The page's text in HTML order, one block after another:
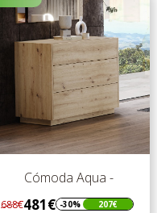
Cómoda Aqua -
688€481€ -30% 207€